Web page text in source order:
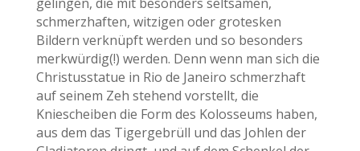
schmerzhaften, witzigen oder grotesken
Bildern verknüpft werden und so besonders
merkwürdig(!) werden. Denn wenn man sich die
Christusstatue in Rio de Janeiro schmerzhaft
auf seinem Zeh stehend vorstellt, die
Kniescheiben die Form des Kolosseums haben,
aus dem das Tigergebrüll und das Johlen der